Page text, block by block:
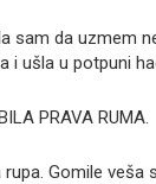
sam da uzmem
i ušla u potpuni
PRAVA RUMA.
Gomile veša